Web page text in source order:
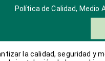
Política de Calidad, Medio
la calidad, seguridad y